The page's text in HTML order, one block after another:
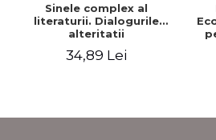
Sinele complex al
literaturii. Dialogurile
alteritatii
34,89 Lei